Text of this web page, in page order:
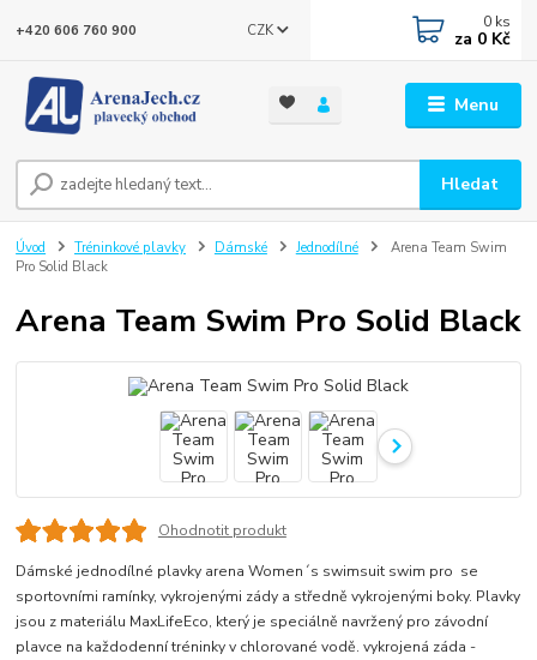
Menu
CZK
Hledat
+420 606 760 900 0 ks
za 0 Kč
Úvod Tréninkové plavky Dámské Jednodílné
Arena Team Swim
Pro Solid Black
Arena Team Swim Pro Solid Black
Ohodnotit produkt
Dámské jednodílné plavky arena Women´s swimsuit swim pro se
sportovními ramínky, vykrojenými zády a středně vykrojenými boky. Plavky
jsou z materiálu MaxLifeEco, který je speciálně navržený pro závodní
plavce na každodenní tréninky v chlorované vodě. vykrojená záda -